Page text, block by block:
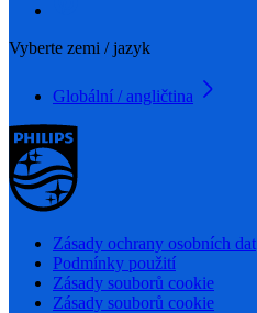
Vyberte zemi / jazyk
Globální / angličtina
Zásady ochrany osobních dat
Podmínky použití
Zásady souborů cookie
Zásady souborů cookie